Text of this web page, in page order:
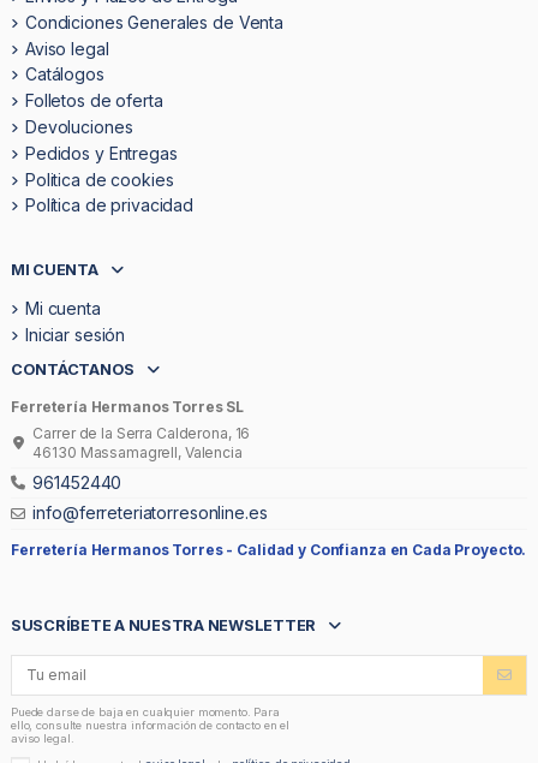
Condiciones Generales de Venta
Aviso legal
Catálogos
Folletos de oferta
Devoluciones
Pedidos y Entregas
Politica de cookies
Política de privacidad
MI CUENTA
Mi cuenta
Iniciar sesión
CONTÁCTANOS
Ferretería Hermanos Torres SL
Carrer de la Serra Calderona, 16
46130 Massamagrell, Valencia
961452440
info@ferreteriatorresonline.es
Ferretería Hermanos Torres - Calidad y Confianza en Cada Proyecto.
SUSCRÍBETE A NUESTRA NEWSLETTER
Puede darse de baja en cualquier momento. Para
ello, consulte nuestra información de contacto en el
aviso legal.